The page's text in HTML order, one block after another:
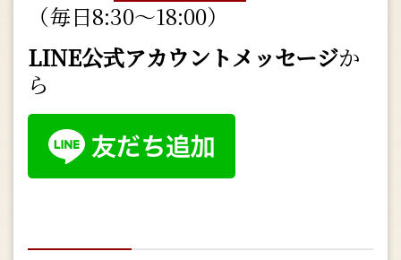
（毎日8:30～18:00）
LINE公式アカウントメッセージか
ら